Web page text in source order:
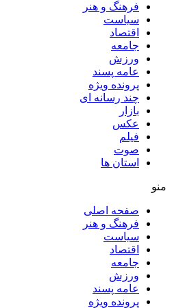
فرهنگ و هنر
سیاست
اقتصاد
جامعه
ورزش
عامه پسند
پرونده ویژه
چند رسانه ای
بازار
عکس
فیلم
صوت
استان ها
منو
صفحه اصلی
فرهنگ و هنر
سیاست
اقتصاد
جامعه
ورزش
عامه پسند
پرونده ویژه